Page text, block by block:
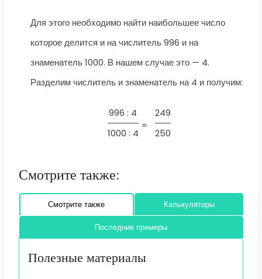
Для этого необходимо найти наибольшее число
которое делится и на числитель 996 и на
знаменатель 1000. В нашем случае это — 4.
Разделим числитель и знаменатель на 4 и получим:
996 : 4
1000 : 4
=
249
250
Смотрите также:
Смотрите также Калькуляторы
Последние примеры
Полезные материалы